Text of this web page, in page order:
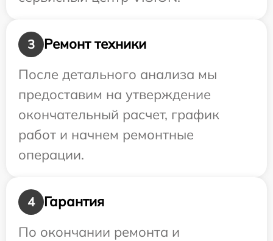
3
Ремонт техники
После детального анализа мы
предоставим на утверждение
окончательный расчет, график
работ и начнем ремонтные
операции.
4
Гарантия
По окончании ремонта и